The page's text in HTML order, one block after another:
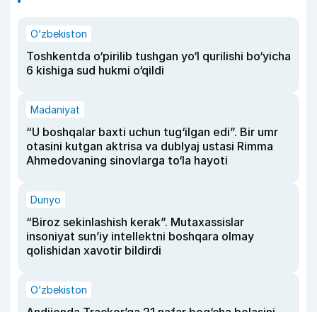
O‘zbekiston
Toshkentda o‘pirilib tushgan yo‘l qurilishi bo‘yicha
6 kishiga sud hukmi o‘qildi
Madaniyat
“U boshqalar baxti uchun tug‘ilgan edi”. Bir umr
otasini kutgan aktrisa va dublyaj ustasi Rimma
Ahmedovaning sinovlarga to‘la hayoti
Dunyo
“Biroz sekinlashish kerak”. Mutaxassislar
insoniyat sun’iy intellektni boshqara olmay
qolishidan xavotir bildirdi
O‘zbekiston